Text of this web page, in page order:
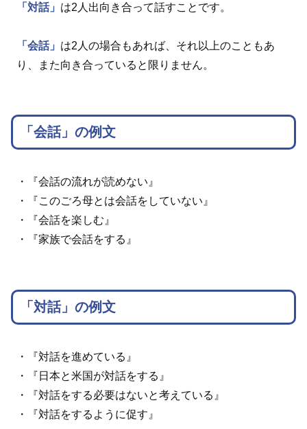
「対話」 は2人出向き合って話すことです。
「会話」 は2人の場合もあれば、それ以上のこともあ
り、また向き合っていると限りません。
「会話」の例文
・『会話の流れが読めない』
・『このごろ母とは会話をしていない』
・『会話を楽しむ』
・『家族で会話をする』
「対話」の例文
・『対話を進めている』
・『日本と米国が対話をする』
・『対話をする必要はないと考えている』
・『対話をするように促す』